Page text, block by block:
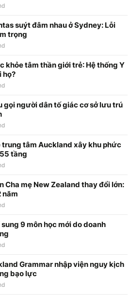
suýt đâm nhau ở Sydney: Lỗi
trọng
khỏe tâm thần giới trẻ: Hệ thống Y
họ?
gọi người dân tố giác cơ sở lưu trú
trung tâm Auckland xây khu phức
tầng
Cha mẹ New Zealand thay đổi lớn:
năm
9 môn học mới do doanh
Grammar nhập viện nguy kịch
bạo lực